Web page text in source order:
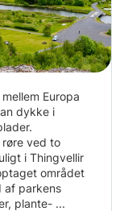
Europa
dykke i
ved to
i Thingvellir
området
af parkens
plante- ...